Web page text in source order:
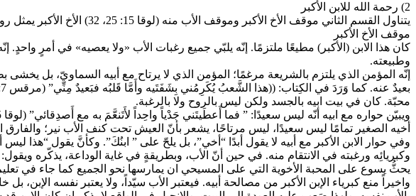
2) رحمة الله للابن الأكبر
يتناول القسم الثاني موقف الأخ الأكبر وموقف الأب منه (لوقا 15: 25، 32) الأخ الأكبر يمثل روح الفريسيين والكتبة في تذمرهم على يسوع ويكشف موقف الله الرحيم منهم ايضا.
موقف الأخ الأكبر
كان هذا الابن (الأكبر) مطيعًا ملتزمًا. إنّه يلبّي جميع رغبات الأب «ولا يعصيه» في أمرٍ
وطبيعته.
إنّه المؤمن الذي يلتزم بالشريعة مرغمًا؛ المؤمن الذي لا يرتاح مع أبيه السماويّ، بل
محبّة. كان في بيت ابيه بالجسد ولكن ليس بالروح ولا بالرغبة.
أخيه الصغير تمامًا ليس سعيدًا، ليس مرتاحًا، يشعر بأنّ العيش تحت كنف الأب نير؛ والفارق
وفي حوار الابن الأكبر مع أبيه لا يقول أبدًا “أخي”، بل يلحّ على ” ابنُكَ”. وكأنَّ يقول “هذا
يحثُّ يسوع على المحبة الأخوية التي على المسيحي ان يمارسها نحو الجميع كما جاء في تعليم
واخيراً منع كبرياء الإبن الأكبر من مصالحة أبيه. فيعتبر الأب سيّداً، ولا يعتبر نفسه